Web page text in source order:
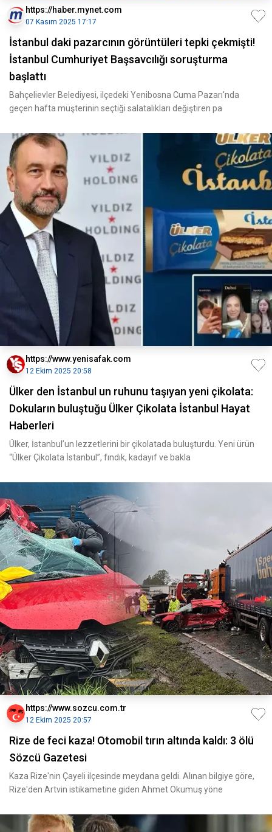
https://haber.mynet.com
07 Kasım 2025 17:17
İstanbul daki pazarcının görüntüleri tepki çekmişti!
İstanbul Cumhuriyet Başsavcılığı soruşturma
başlattı
Bahçelievler Belediyesi, ilçedeki Yenibosna Cuma Pazarı'nda
geçen hafta müşterinin seçtiği salatalıkları değiştiren pa
https://www.yenisafak.com
12 Ekim 2025 20:58
Ülker den İstanbul un ruhunu taşıyan yeni çikolata:
Dokuların buluştuğu Ülker Çikolata İstanbul Hayat
Haberleri
Ülker, İstanbul’un lezzetlerini bir çikolatada buluşturdu. Yeni ürün
“Ülker Çikolata İstanbul”, fındık, kadayıf ve bakla
https://www.sozcu.com.tr
12 Ekim 2025 20:57
Rize de feci kaza! Otomobil tırın altında kaldı: 3 ölü
Sözcü Gazetesi
Kaza Rize'nin Çayeli ilçesinde meydana geldi. Alınan bilgiye göre,
Rize'den Artvin istikametine giden Ahmet Okumuş yöne